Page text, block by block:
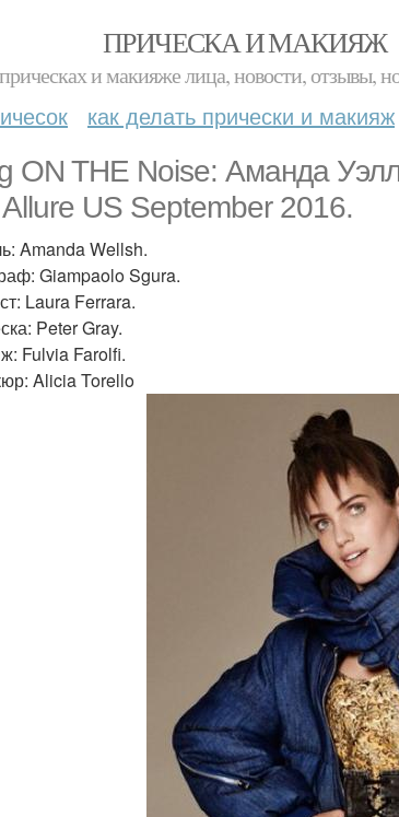
ПРИЧЕСКА И МАКИЯЖ
и макияже лица, новости, отзывы,
как делать прически и макияж
ON THE Noise: Аманда
US September 2016.
Amanda Wellsh.
Giampaolo Sgura.
Laura Ferrara.
Peter Gray.
Fulvia Farolfi.
Alicia Torello